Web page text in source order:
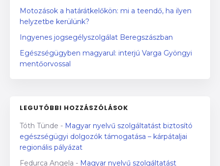
Motozások a határátkelőkön: mi a teendő, ha ilyen
helyzetbe kerülünk?
Ingyenes jogsegélyszolgálat Beregszászban
Egészségügyben magyarul: interjú Varga Gyöngyi
mentőorvossal
LEGUTÓBBI HOZZÁSZÓLÁSOK
Tóth Tünde - Magyar nyelvű szolgáltatást biztosító
egészségügyi dolgozók támogatása – kárpátaljai
regionális pályázat
Fedurca Angela - Magyar nyelvű szolgáltatást